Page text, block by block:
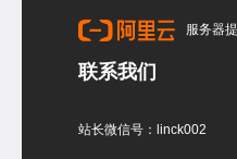
服务器
联系我们
站长微信号：linck002